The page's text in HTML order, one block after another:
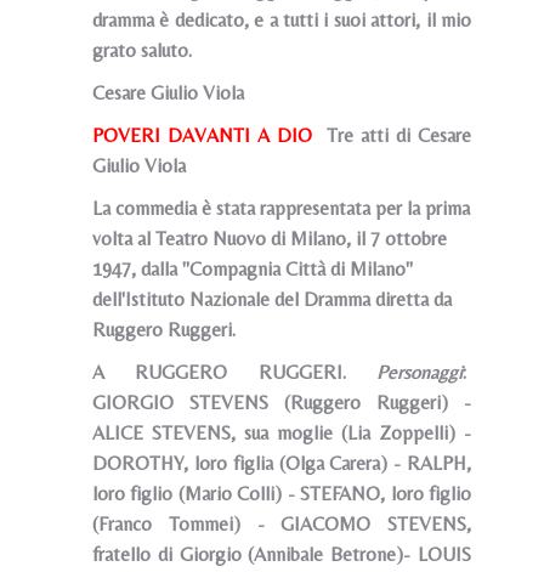
dramma è dedicato, e a tutti i suoi attori, il mio
grato saluto.
Cesare Giulio Viola
POVERI DAVANTI A DIO Tre atti di Cesare
Giulio Viola
La commedia è stata rappresentata per la prima
volta al Teatro Nuovo di Milano, il 7 ottobre
1947, dalla "Compagnia Città di Milano"
dell'Istituto Nazionale del Dramma diretta da
Ruggero Ruggeri.
A RUGGERO RUGGERI. Personaggi:
GIORGIO STEVENS (Ruggero Ruggeri) -
ALICE STEVENS, sua moglie (Lia Zoppelli) -
DOROTHY, loro figlia (Olga Carera) - RALPH,
loro figlio (Mario Colli) - STEFANO, loro figlio
(Franco Tommei) - GIACOMO STEVENS,
fratello di Giorgio (Annibale Betrone)- LOUIS